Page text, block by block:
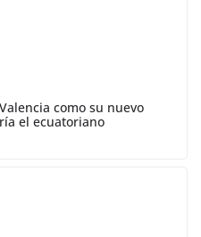
como su nuevo
el ecuatoriano